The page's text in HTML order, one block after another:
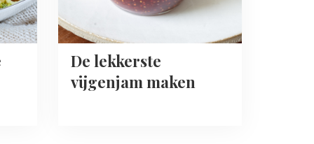
De lekkerste
vijgenjam maken